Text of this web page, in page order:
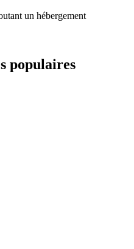
un hébergement
populaires